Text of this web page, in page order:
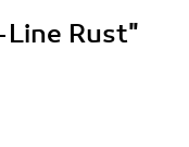
Rust"